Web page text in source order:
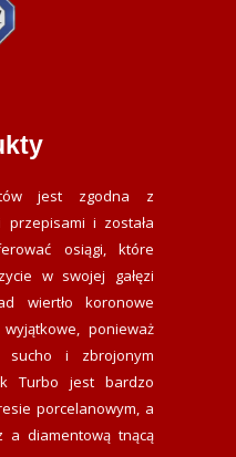
jest zgodna z
przepisami i została
osiągi, które
w swojej gałęzi
wiertło koronowe
ponieważ
sucho i zbrojonym
Turbo jest bardzo
porcelanowym, a
a diamentową tnącą